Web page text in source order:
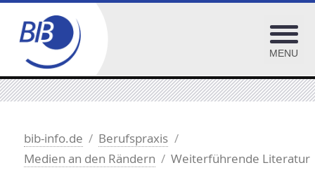
OPL-Adressenpool
BIB-OPUS Volltextserver
bib-info.de
Berufspraxis
Medien an den Rändern
Weiterführende Literatur
MENU